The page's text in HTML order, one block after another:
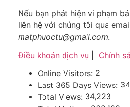
Nếu bạn phát hiện vi phạm
liên hệ với chúng tôi qua
matphuoctu@gmail.com.
Điều khoản dịch vụ
Chính
Online Visitors: 2
Last 365 Days Views:
Total Views: 34,223